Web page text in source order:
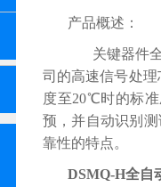
产品概述：
关键器件全
司的高速信号处
度至20℃时的标
预，并自动识别
靠性的特点。
DSMQ-H全自